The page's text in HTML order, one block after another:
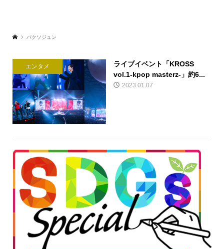
パクソジュン
エンタメ
ライブイベント「KROSS
vol.1-kpop masterz-」約6...
2023.01.07